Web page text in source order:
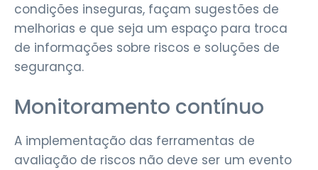
condições inseguras, façam sugestões de
melhorias e que seja um espaço para troca
de informações sobre riscos e soluções de
segurança.
Monitoramento contínuo
A implementação das ferramentas de
avaliação de riscos não deve ser um evento